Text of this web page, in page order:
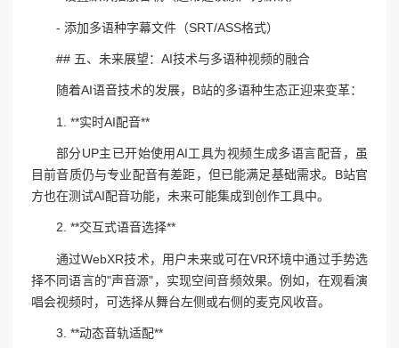
- 添加多语种字幕文件（SRT/ASS格式）
## 五、未来展望：AI技术与多语种视频的融合
随着AI语音技术的发展，B站的多语种生态正迎来变革：
1. **实时AI配音**
部分UP主已开始使用AI工具为视频生成多语言配音，虽
目前音质仍与专业配音有差距，但已能满足基础需求。B站官
方也在测试AI配音功能，未来可能集成到创作工具中。
2. **交互式语音选择**
通过WebXR技术，用户未来或可在VR环境中通过手势选
择不同语言的"声音源"，实现空间音频效果。例如，在观看演
唱会视频时，可选择从舞台左侧或右侧的麦克风收音。
3. **动态音轨适配**